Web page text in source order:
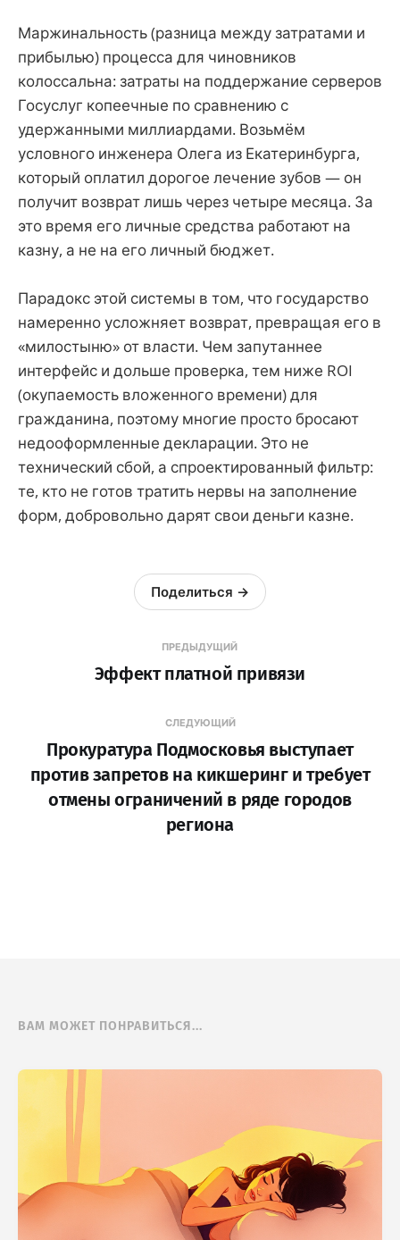
Маржинальность (разница между затратами и
прибылью) процесса для чиновников
колоссальна: затраты на поддержание серверов
Госуслуг копеечные по сравнению с
удержанными миллиардами. Возьмём
условного инженера Олега из Екатеринбурга,
который оплатил дорогое лечение зубов — он
получит возврат лишь через четыре месяца. За
это время его личные средства работают на
казну, а не на его личный бюджет.
Парадокс этой системы в том, что государство
намеренно усложняет возврат, превращая его в
«милостыню» от власти. Чем запутаннее
интерфейс и дольше проверка, тем ниже ROI
(окупаемость вложенного времени) для
гражданина, поэтому многие просто бросают
недооформленные декларации. Это не
технический сбой, а спроектированный фильтр:
те, кто не готов тратить нервы на заполнение
форм, добровольно дарят свои деньги казне.
ПРЕДЫДУЩИЙ
Эффект платной привязи
Поделиться →
СЛЕДУЮЩИЙ
Прокуратура Подмосковья выступает
против запретов на кикшеринг и требует
отмены ограничений в ряде городов
региона
ВАМ МОЖЕТ ПОНРАВИТЬСЯ...